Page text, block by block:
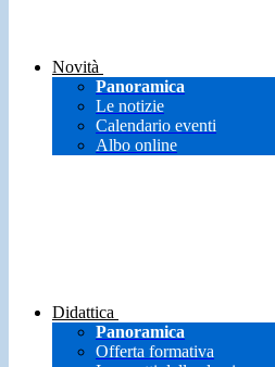
Novità
Panoramica
Le notizie
Calendario eventi
Albo online
Didattica
Panoramica
Offerta formativa